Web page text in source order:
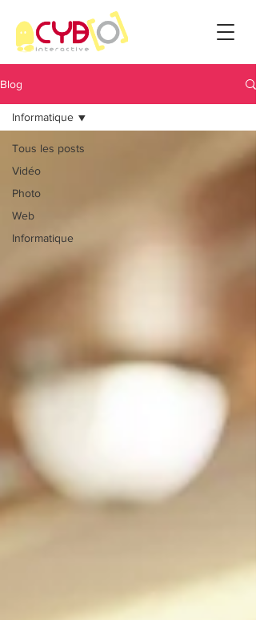
Blog
Tous les posts
Vidéo
Photo
Web
Informatique
Informatique